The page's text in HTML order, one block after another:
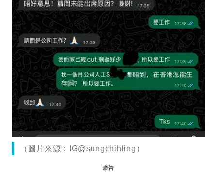
（圖片來源：IG@sungchihling）
廣告